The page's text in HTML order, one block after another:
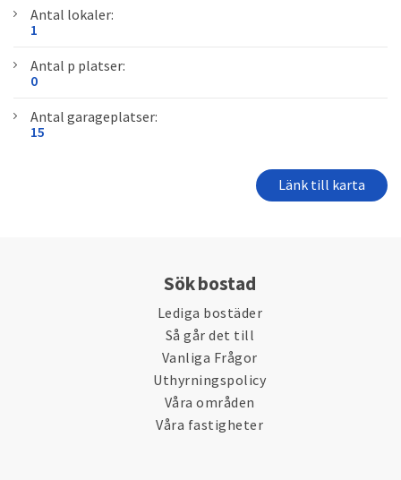
Antal lokaler:
1
Antal p platser:
0
Antal garageplatser:
15
Länk till karta
Sök bostad
Lediga bostäder
Så går det till
Vanliga Frågor
Uthyrningspolicy
Våra områden
Våra fastigheter